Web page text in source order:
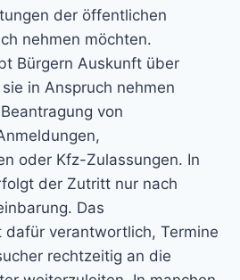
der öffentlichen
nehmen möchten.
Bürgern Auskunft über
in Anspruch nehmen
von
oder Kfz-Zulassungen. In
der Zutritt nur nach
Das
dafür verantwortlich, Termine
rechtzeitig an die